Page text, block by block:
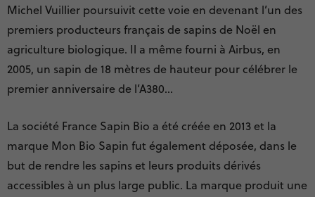
Michel Vuillier poursuivit cette voie en devenant l’un des
premiers producteurs français de sapins de Noël en
agriculture biologique. Il a même fourni à Airbus, en
2005, un sapin de 18 mètres de hauteur pour célébrer le
premier anniversaire de l’A380…
La société France Sapin Bio a été créée en 2013 et la
marque Mon Bio Sapin fut également déposée, dans le
but de rendre les sapins et leurs produits dérivés
accessibles à un plus large public. La marque produit une